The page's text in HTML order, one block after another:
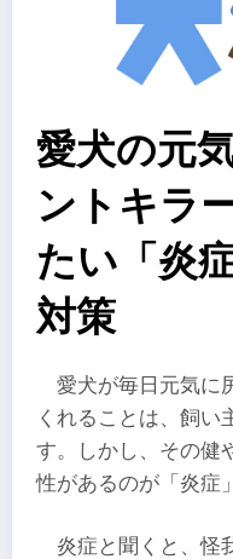
愛犬の元
ントキラ
たい「炎
対策
愛犬が毎日元気に
くれることは、飼い
す。しかし、その健
性があるのが「炎症
炎症と聞くと、怪